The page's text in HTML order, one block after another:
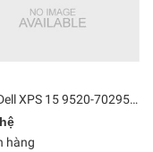
Main Dell XPS 15 9520-70295790 i9-12900HK
hàng